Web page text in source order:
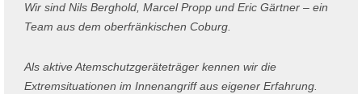
Wir sind Nils Berghold, Marcel Propp und Eric Gärtner – ein
Team aus dem oberfränkischen Coburg.
Als aktive Atemschutzgeräteträger kennen wir die
Extremsituationen im Innenangriff aus eigener Erfahrung.